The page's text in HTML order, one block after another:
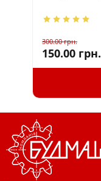
300.00грн.
150.00 грн.